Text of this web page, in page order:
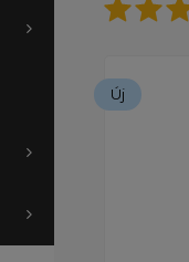
Új